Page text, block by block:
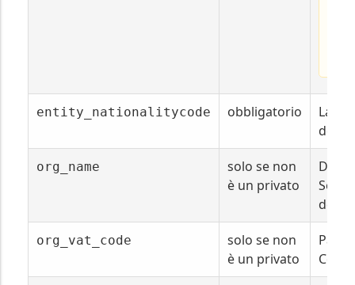
entity_nationalitycode obbligatorio
La
org_name
solo se non
è un privato
org_vat_code
solo se non
è un privato
Code